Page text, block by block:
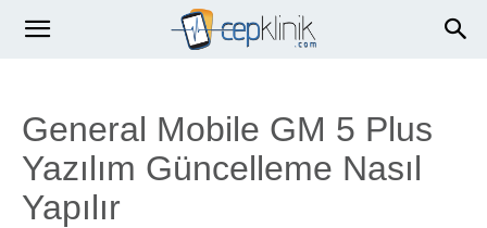
General Mobile GM 5 Plus
Yazılım Güncelleme Nasıl
Yapılır